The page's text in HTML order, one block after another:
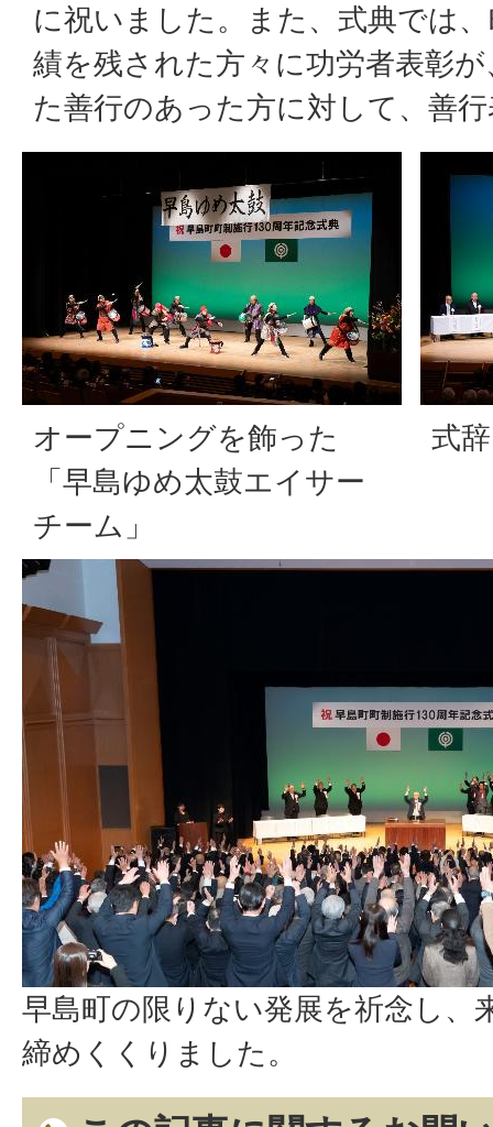
に祝いました。また、式典では
績を残された方々に功労者表彰
た善行のあった方に対して、善
オープニングを飾った
「早島ゆめ太鼓エイサー
チーム」
式
早島町の限りない発展を祈念し、
締めくくりました。